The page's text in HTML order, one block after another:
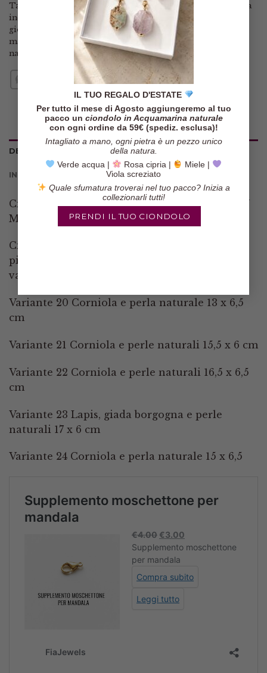
IL TUO REGALO D'ESTATE
Per tutto il mese di Agosto aggiungeremo al tuo
pacco un ciondolo in Acquamarina naturale
con ogni ordine da 59€ (spediz. esclusa)!
Intagliato a mano, ogni pietra è un pezzo unico
della natura.
Verde acqua |
Rosa cipria |
Miele |
Viola screziato
Quale sfumatura troverai nel tuo pacco? Inizia a
collezionarli tutti!
PRENDI IL TUO CIONDOLO
Tag: ciondolo giada donne eleganti
giada
incisa
gioielli artigianali,gioielli con pietre naturali
gioielli di classe ,gioielli eleganti gioielli fatti a mano
mandala
pendente,perla perle,pietre dure
naturali
quarzo rosso ,tormalina
DESCRIZIONE
INFORMAZIONI AGGIUNTIVE
Ciondolo Pendente I COLORI DELLA TERRA V
Mandala Pietre Naturali 5 Varianti
Ciondolo con vera giada intarsiata a mano, e
pietre dure naturali nei toni del marrone
variegato in 5 varianti
Variante 20 Corniola e perla naturale 13 x 6,5
cm
Variante 21 Corniola e perle naturali 15,5 x 6 cm
Variante 22 Corniola e perle naturali 16,5 x 6,5
cm
Variante 23 Lapis, giada borgogna e perle
naturali 17 x 6 cm
Variante 24 Corniola e perla naturale 15 x 6,5